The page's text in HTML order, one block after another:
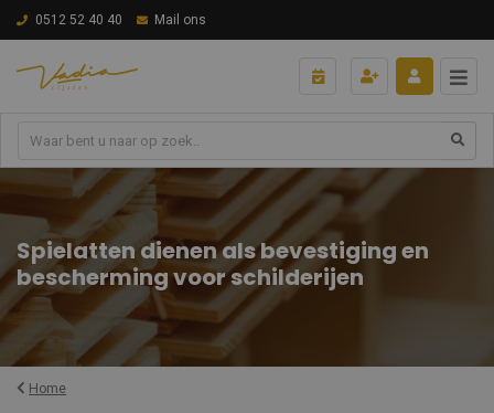
0512 52 40 40 Mail ons
Spielatten dienen als bevestiging en
bescherming voor schilderijen
Home